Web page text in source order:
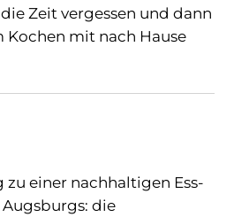
Zeit vergessen und dann
Kochen mit nach Hause
zu einer nachhaltigen Ess-
die